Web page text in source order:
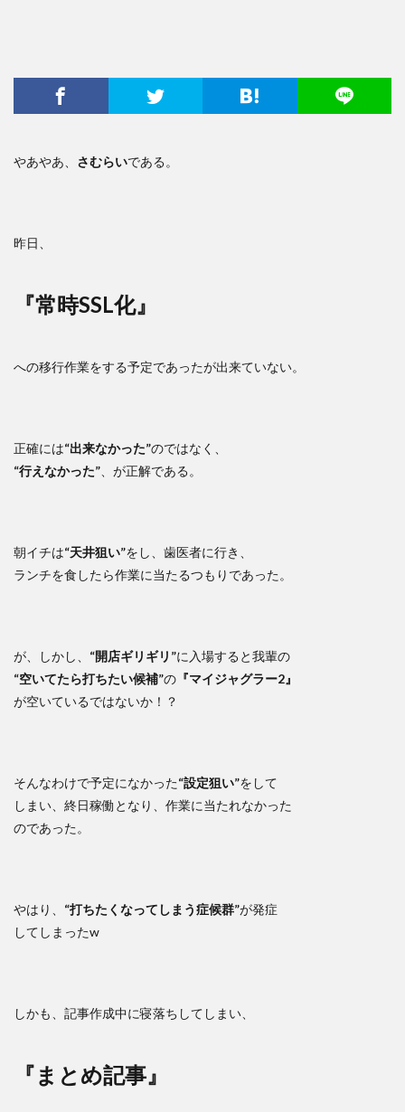
やあやあ、 さむらいである。
昨日、
『常時SSL化』
への移行作業をする予定であったが出来ていない。
正確には“出来なかった”のではなく、
“行えなかった” 、が正解である。
朝イチは“天井狙い”をし、歯医者に行き、
ランチを食したら作業に当たるつもりであった。
が、しかし、 “開店ギリギリ”に入場すると我輩の
“空いてたら打ちたい候補”の 『マイジャグラー2』
が空いているではないか！？
そんなわけで予定になかった“設定狙い”をして
しまい、終日稼働となり、作業に当たれなかった
のであった。
やはり、 “打ちたくなってしまう症候群”が発症
してしまったw
しかも、記事作成中に寝落ちしてしまい、
『まとめ記事』